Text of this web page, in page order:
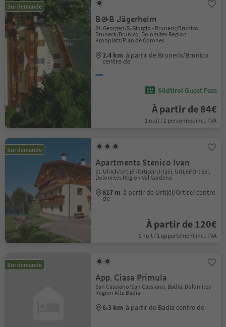
Sur demande
B&B Jägerheim
St. Georgen/S. Giorgio - Bruneck/Brunico,
Bruneck/Brunico, Dolomites Region
Kronplatz/Plan de Corones
2.4 km à partir de Bruneck/Brunico
centre de
Südtirol Guest Pass
À partir de 84€
1 nuit / 2 personnes incl. TVA
Sur demande
Apartments Stenico Ivan
St. Ulrich/Urtijëi/Ortisei/Urtijëi, Urtijëi/Ortisei,
Dolomites Region Val Gardena
817 m à partir de Urtijëi/Ortisei centre
de
À partir de 120€
1 nuit / 1 appartement incl. TVA
Sur demande
App. Ciasa Primula
San Cassiano/San Cassiano, Badia, Dolomites
Region Alta Badia
6.3 km à partir de Badia centre de